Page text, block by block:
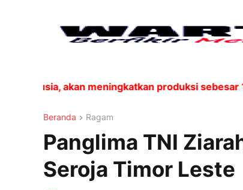
Rusia, akan meningkatkan produksi sebesar
Beranda Ragam
Panglima TNI
Seroja Timor Leste